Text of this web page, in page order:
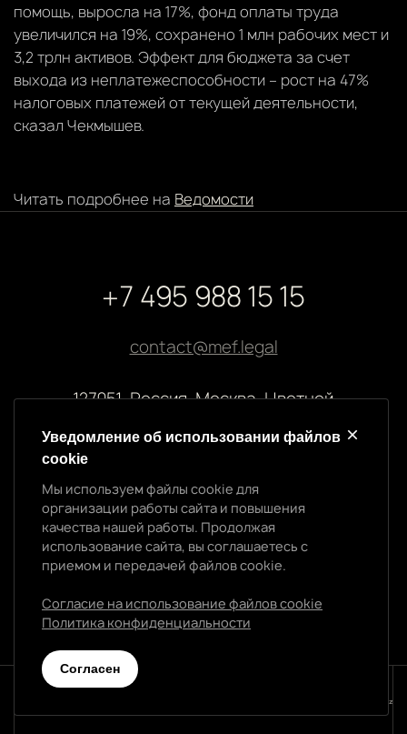
помощь, выросла на 17%, фонд оплаты труда
увеличился на 19%, сохранено 1 млн рабочих мест и
3,2 трлн активов. Эффект для бюджета за счет
выхода из неплатежеспособности – рост на 47%
налоговых платежей от текущей деятельности,
сказал Чекмышев.
Читать подробнее на Ведомости
+7 495 988 15 15
contact@mef.legal
127051, Россия, Москва, Цветной
Реквизиты компании
ООО “МЭФ ЛИГАЛ”
ИНН 7704874992
ОГРН 5147746145718
Политика конфиденциальности
Уведомление об использовании файлов
cookie
Мы используем файлы cookie для
организации работы сайта и повышения
качества нашей работы. Продолжая
использование сайта, вы соглашаетесь с
приемом и передачей файлов cookie.
Согласие на использование файлов cookie
Политика конфиденциальности
Cогласен